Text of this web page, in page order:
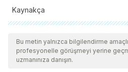
Kaynakça
Tüm alıntı yapılan kaynaklar,
güncelliklerini ve geçerliliklerini
tarafından derinlemesine incelendi.
Bu metin yalnızca bilgilendirme
profesyonelle görüşmeyi yerine
uzmanınıza danışın.